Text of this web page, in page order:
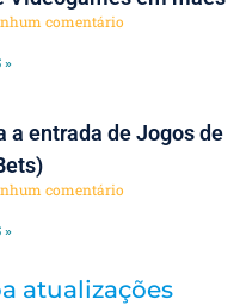
comentário
»
a entrada de Jogos de
comentário
»
atualizações